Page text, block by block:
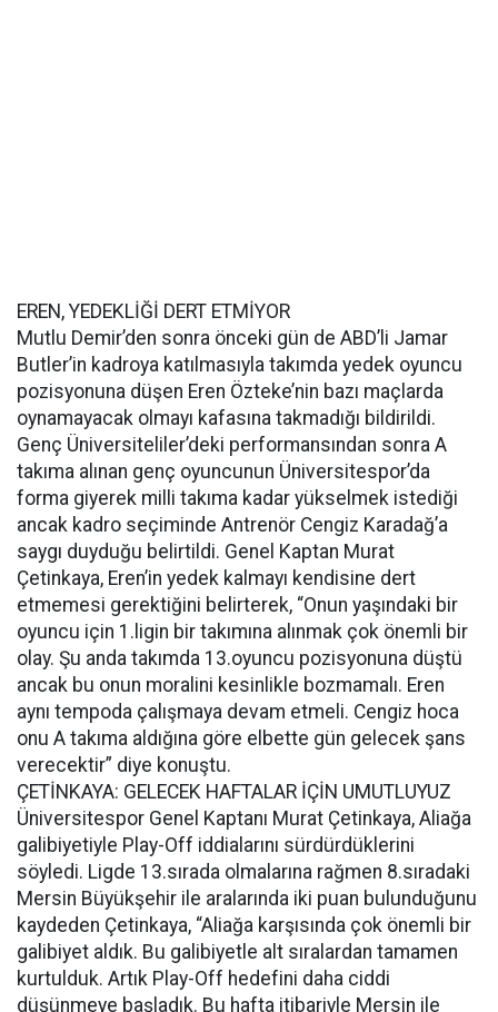
EREN, YEDEKLİĞİ DERT ETMİYOR
Mutlu Demir’den sonra önceki gün de ABD’li Jamar
Butler’in kadroya katılmasıyla takımda yedek oyuncu
pozisyonuna düşen Eren Özteke’nin bazı maçlarda
oynamayacak olmayı kafasına takmadığı bildirildi.
Genç Üniversiteliler’deki performansından sonra A
takıma alınan genç oyuncunun Üniversitespor’da
forma giyerek milli takıma kadar yükselmek istediği
ancak kadro seçiminde Antrenör Cengiz Karadağ’a
saygı duyduğu belirtildi. Genel Kaptan Murat
Çetinkaya, Eren’in yedek kalmayı kendisine dert
etmemesi gerektiğini belirterek, “Onun yaşındaki bir
oyuncu için 1.ligin bir takımına alınmak çok önemli bir
olay. Şu anda takımda 13.oyuncu pozisyonuna düştü
ancak bu onun moralini kesinlikle bozmamalı. Eren
aynı tempoda çalışmaya devam etmeli. Cengiz hoca
onu A takıma aldığına göre elbette gün gelecek şans
verecektir” diye konuştu.
ÇETİNKAYA: GELECEK HAFTALAR İÇİN UMUTLUYUZ
Üniversitespor Genel Kaptanı Murat Çetinkaya, Aliağa
galibiyetiyle Play-Off iddialarını sürdürdüklerini
söyledi. Ligde 13.sırada olmalarına rağmen 8.sıradaki
Mersin Büyükşehir ile aralarında iki puan bulunduğunu
kaydeden Çetinkaya, “Aliağa karşısında çok önemli bir
galibiyet aldık. Bu galibiyetle alt sıralardan tamamen
kurtulduk. Artık Play-Off hedefini daha ciddi
düşünmeye başladık. Bu hafta itibariyle Mersin ile